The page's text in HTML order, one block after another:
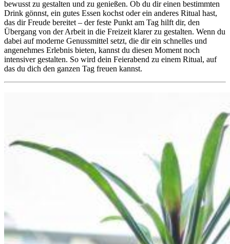
bewusst zu gestalten und zu genießen. Ob du dir einen bestimmten
Drink gönnst, ein gutes Essen kochst oder ein anderes Ritual hast,
das dir Freude bereitet – der feste Punkt am Tag hilft dir, den
Übergang von der Arbeit in die Freizeit klarer zu gestalten. Wenn du
dabei auf moderne Genussmittel setzt, die dir ein schnelles und
angenehmes Erlebnis bieten, kannst du diesen Moment noch
intensiver gestalten. So wird dein Feierabend zu einem Ritual, auf
das du dich den ganzen Tag freuen kannst.